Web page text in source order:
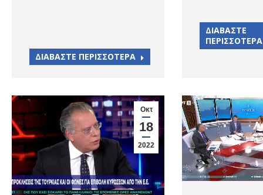
ΔΙΑΒΑΣΤΕ ΠΕΡΙΣΣΟΤΕΡΑ
ΔΙΑΒΑΣΤΕ
ΠΕΡΙΣΣΟΤΕΡΑ
Οκτ
18
2022